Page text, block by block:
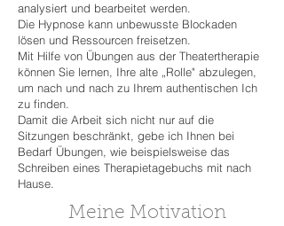
analysiert und bearbeitet werden.
Die Hypnose kann unbewusste Blockaden
lösen und Ressourcen freisetzen.
Mit Hilfe von Übungen aus der Theatertherapie
können Sie lernen, Ihre alte „Rolle" abzulegen,
um nach und nach zu Ihrem authentischen Ich
zu finden.
Damit die Arbeit sich nicht nur auf die
Sitzungen beschränkt, gebe ich Ihnen bei
Bedarf Übungen, wie beispielsweise das
Schreiben eines Therapietagebuchs mit nach
Hause.
Meine Motivation